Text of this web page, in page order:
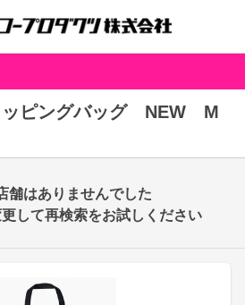
ッピングバッグ NEW M
舗はありませんでした
して再検索をお試しください